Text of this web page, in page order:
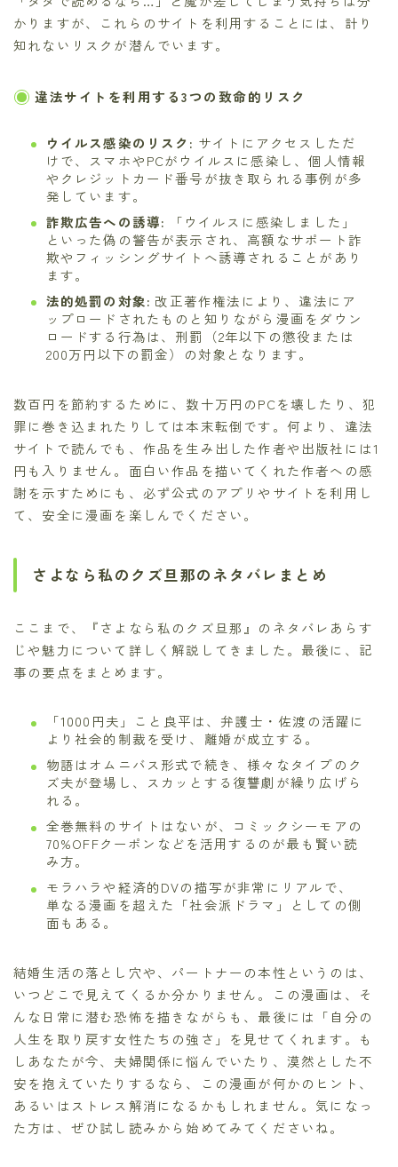
かりますが、これらのサイトを利用することには、計り
知れないリスクが潜んでいます。
違法サイトを利用する3つの致命的リスク
ウイルス感染のリスク: サイトにアクセスしただ
けで、スマホやPCがウイルスに感染し、個人情報
やクレジットカード番号が抜き取られる事例が多
発しています。
詐欺広告への誘導: 「ウイルスに感染しました」
といった偽の警告が表示され、高額なサポート詐
欺やフィッシングサイトへ誘導されることがあり
ます。
法的処罰の対象: 改正著作権法により、違法にア
ップロードされたものと知りながら漫画をダウン
ロードする行為は、刑罰（2年以下の懲役または
200万円以下の罰金）の対象となります。
数百円を節約するために、数十万円のPCを壊したり、犯
罪に巻き込まれたりしては本末転倒です。何より、違法
サイトで読んでも、作品を生み出した作者や出版社には1
円も入りません。面白い作品を描いてくれた作者への感
謝を示すためにも、必ず公式のアプリやサイトを利用し
て、安全に漫画を楽しんでください。
さよなら私のクズ旦那のネタバレまとめ
ここまで、『さよなら私のクズ旦那』のネタバレあらす
じや魅力について詳しく解説してきました。最後に、記
事の要点をまとめます。
「1000円夫」こと良平は、弁護士・佐渡の活躍に
より社会的制裁を受け、離婚が成立する。
物語はオムニバス形式で続き、様々なタイプのク
ズ夫が登場し、スカッとする復讐劇が繰り広げら
れる。
全巻無料のサイトはないが、コミックシーモアの
70%OFFクーポンなどを活用するのが最も賢い読
み方。
モラハラや経済的DVの描写が非常にリアルで、
単なる漫画を超えた「社会派ドラマ」としての側
面もある。
結婚生活の落とし穴や、パートナーの本性というのは、
いつどこで見えてくるか分かりません。この漫画は、そ
んな日常に潜む恐怖を描きながらも、最後には「自分の
人生を取り戻す女性たちの強さ」を見せてくれます。も
しあなたが今、夫婦関係に悩んでいたり、漠然とした不
安を抱えていたりするなら、この漫画が何かのヒント、
あるいはストレス解消になるかもしれません。気になっ
た方は、ぜひ試し読みから始めてみてくださいね。